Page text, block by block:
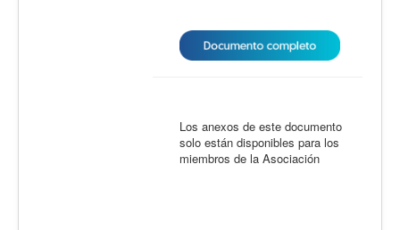
Los anexos de este documento
solo están disponibles para los
miembros de la Asociación